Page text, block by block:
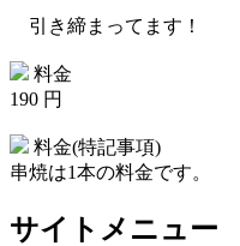
引き締まってます！
料金
190 円
料金(特記事項)
串焼は1本の料金です。
サイトメニュー